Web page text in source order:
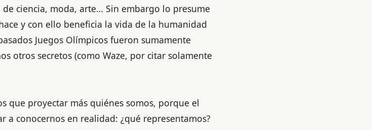
ciencia, moda, arte… Sin embargo lo presume
y con ello beneficia la vida de la humanidad
Juegos Olímpicos fueron sumamente
otros secretos (como Waze, por citar solamente
que proyectar más quiénes somos, porque el
conocernos en realidad: ¿qué representamos?